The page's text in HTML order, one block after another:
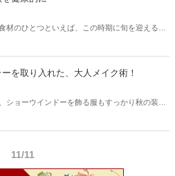
しょうか。
材のひとつといえば、この時期に旬を迎えるき
い方が多いかもしれません。今回は、きのこの
養を無駄なく活かす食べ方についてご紹介しま
を取り入れた、大人メイク術！
ショーウインドーを飾る服もすっかり秋の装い
のままではもったいない！今季のトレンドを取
に挑戦してみませんか？
11/11